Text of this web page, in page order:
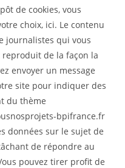
de cookies, vous
choix, ici. Le contenu
journalistes qui vous
de la façon la
envoyer un message
site pour indiquer des
du thème
bpifrance.fr
données sur le sujet de
de répondre au
pouvez tirer profit de